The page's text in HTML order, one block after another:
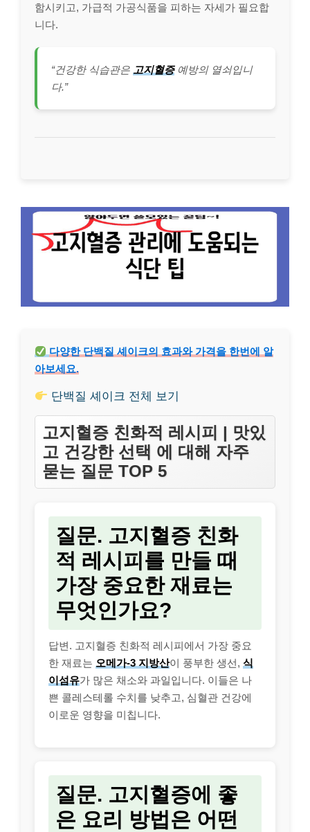
함시키고, 가급적 가공식품을 피하는 자세가 필요합
니다.
“건강한 식습관은 고지혈증예방의 열쇠입니
다.”
다양한 단백질 셰이크의 효과와 가격을 한번에 알
아보세요.
단백질 셰이크 전체 보기
고지혈증 친화적 레시피 | 맛있
고 건강한 선택 에 대해 자주
묻는 질문 TOP 5
질문. 고지혈증 친화
적 레시피를 만들 때
가장 중요한 재료는
무엇인가요?
답변. 고지혈증 친화적 레시피에서 가장 중요
한 재료는 오메가-3 지방산이 풍부한 생선, 식
이섬유가 많은 채소와 과일입니다. 이들은 나
쁜 콜레스테롤 수치를 낮추고, 심혈관 건강에
이로운 영향을 미칩니다.
질문. 고지혈증에 좋
은 요리 방법은 어떤